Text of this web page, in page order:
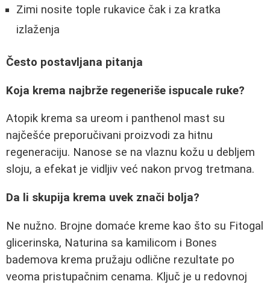
Zimi nosite tople rukavice čak i za kratka
izlaženja
Često postavljana pitanja
Koja krema najbrže regeneriše ispucale ruke?
Atopik krema sa ureom i panthenol mast su
najčešće preporučivani proizvodi za hitnu
regeneraciju. Nanose se na vlaznu kožu u debljem
sloju, a efekat je vidljiv već nakon prvog tretmana.
Da li skupija krema uvek znači bolja?
Ne nužno. Brojne domaće kreme kao što su Fitogal
glicerinska, Naturina sa kamilicom i Bones
bademova krema pružaju odlične rezultate po
veoma pristupačnim cenama. Ključ je u redovnoj